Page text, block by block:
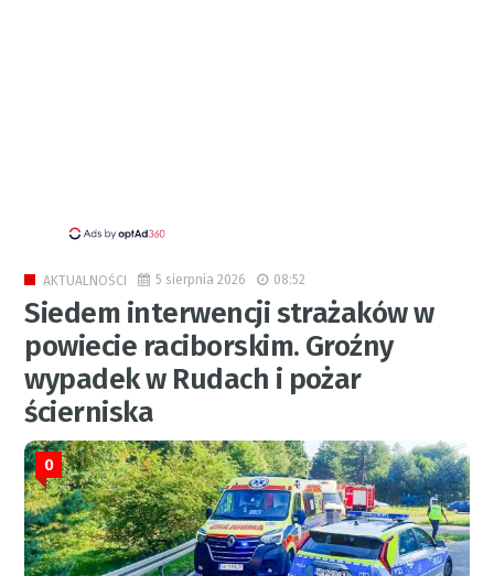
AKTUALNOŚCI 5 sierpnia 2026 08:52
Siedem interwencji strażaków w
powiecie raciborskim. Groźny
wypadek w Rudach i pożar
ścierniska
0